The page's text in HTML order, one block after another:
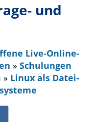
und
Live-Online-
» Schulungen
» Linux als Datei-